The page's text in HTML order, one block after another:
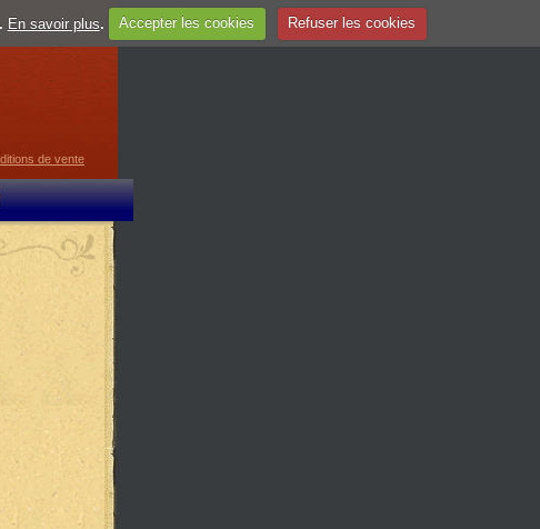
En savoir plus. Accepter les cookies Refuser les cookies
Language ▼
de vente